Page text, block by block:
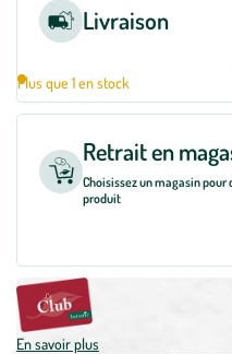
Livraison
Plus que 1 en stock
Retrait en
Choisissez un magasin
produit
En savoir plus